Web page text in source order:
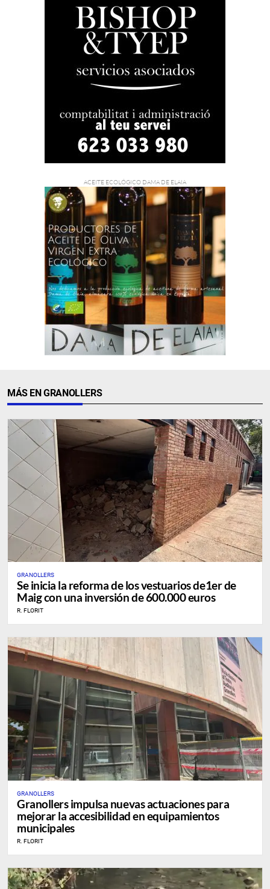
MÁS EN GRANOLLERS
GRANOLLERS
Se inicia la reforma de los vestuarios de1er de
Maig con una inversión de 600.000 euros
R. FLORIT
GRANOLLERS
Granollers impulsa nuevas actuaciones para
mejorar la accesibilidad en equipamientos
municipales
R. FLORIT